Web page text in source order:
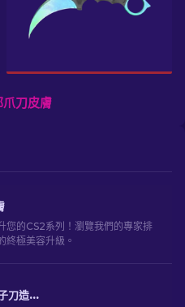
刀皮膚
您的CS2系列！瀏覽我們的專家排
終極美容升級。
CS2 最便宜的爪子刀造型 [2026]